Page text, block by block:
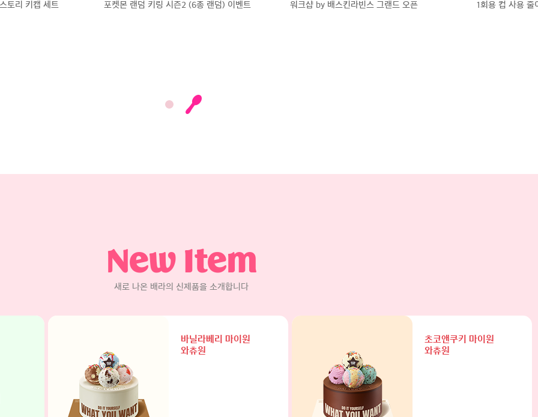
토리 키캡 세트
포켓몬 랜덤 키링 시즌2 (6종 랜덤) 이벤트 워크샵 by 배스킨라빈스 그랜드 오픈 1회용 컵 사용 줄
New Item
새로 나온 배라의 신제품을 소개합니다
바닐라베리 마이원
와츄원
초코앤쿠키 마이원
와츄원